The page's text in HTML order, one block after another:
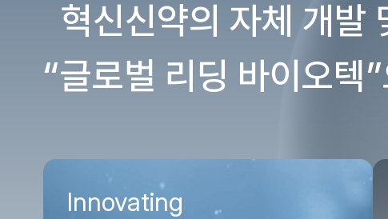
혁신신약의 자체 개발
“글로벌 리딩 바이오텍
Innovating